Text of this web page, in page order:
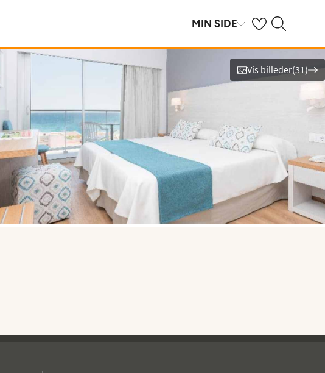
MIN SIDE Se dine gemte
Søg på spies.dk
Vis billeder(31)